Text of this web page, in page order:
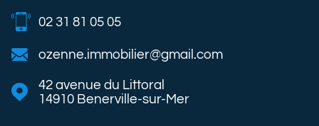
02 31 81 05 05
ozenne.immobilier@gmail.com
42 avenue du Littoral
14910
Benerville-sur-Mer